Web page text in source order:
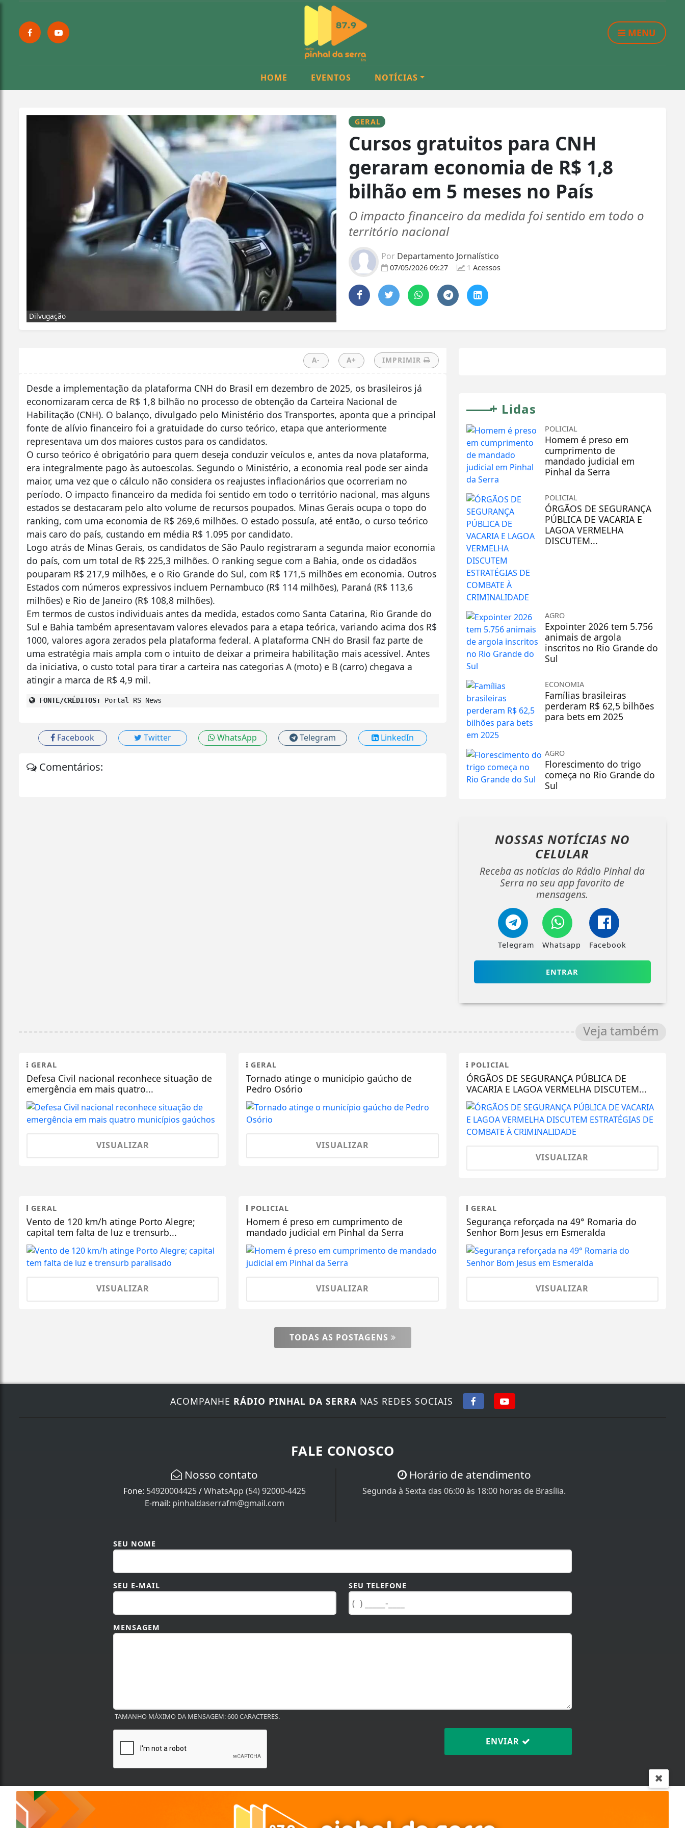
MENU
HOME EVENTOS NOTÍCIAS
Dilvugação
GERAL
Cursos gratuitos para CNH
geraram economia de R$ 1,8
bilhão em 5 meses no País
O impacto financeiro da medida foi sentido em todo o
território nacional
Por Departamento Jornalístico
07/05/2026 09:27 1 Acessos
A- A+ IMPRIMIR
Desde a implementação da plataforma CNH do Brasil em dezembro de 2025, os brasileiros já
economizaram cerca de R$ 1,8 bilhão no processo de obtenção da Carteira Nacional de
Habilitação (CNH). O balanço, divulgado pelo Ministério dos Transportes, aponta que a principal
fonte de alívio financeiro foi a gratuidade do curso teórico, etapa que anteriormente
representava um dos maiores custos para os candidatos.
O curso teórico é obrigatório para quem deseja conduzir veículos e, antes da nova plataforma,
era integralmente pago às autoescolas. Segundo o Ministério, a economia real pode ser ainda
maior, uma vez que o cálculo não considera os reajustes inflacionários que ocorreriam no
período. O impacto financeiro da medida foi sentido em todo o território nacional, mas alguns
estados se destacaram pelo alto volume de recursos poupados. Minas Gerais ocupa o topo do
ranking, com uma economia de R$ 269,6 milhões. O estado possuía, até então, o curso teórico
mais caro do país, custando em média R$ 1.095 por candidato.
Logo atrás de Minas Gerais, os candidatos de São Paulo registraram a segunda maior economia
do país, com um total de R$ 225,3 milhões. O ranking segue com a Bahia, onde os cidadãos
pouparam R$ 217,9 milhões, e o Rio Grande do Sul, com R$ 171,5 milhões em economia. Outros
Estados com números expressivos incluem Pernambuco (R$ 114 milhões), Paraná (R$ 113,6
milhões) e Rio de Janeiro (R$ 108,8 milhões).
Em termos de custos individuais antes da medida, estados como Santa Catarina, Rio Grande do
Sul e Bahia também apresentavam valores elevados para a etapa teórica, variando acima dos R$
1000, valores agora zerados pela plataforma federal. A plataforma CNH do Brasil faz parte de
uma estratégia mais ampla com o intuito de deixar a primeira habilitação mais acessível. Antes
da iniciativa, o custo total para tirar a carteira nas categorias A (moto) e B (carro) chegava a
atingir a marca de R$ 4,9 mil.
FONTE/CRÉDITOS: Portal RS News
Facebook Twitter WhatsApp Telegram LinkedIn
Comentários:
+ Lidas
POLICIAL
Homem é preso em
cumprimento de
mandado judicial em
Pinhal da Serra
POLICIAL
ÓRGÃOS DE SEGURANÇA
PÚBLICA DE VACARIA E
LAGOA VERMELHA
DISCUTEM...
AGRO
Expointer 2026 tem 5.756
animais de argola
inscritos no Rio Grande do
Sul
ECONOMIA
Famílias brasileiras
perderam R$ 62,5 bilhões
para bets em 2025
AGRO
Florescimento do trigo
começa no Rio Grande do
Sul
NOSSAS NOTÍCIAS NO
CELULAR
Receba as notícias do Rádio Pinhal da
Serra no seu app favorito de
mensagens.
Telegram Whatsapp Facebook
ENTRAR
Veja também
GERAL
Defesa Civil nacional reconhece situação de
emergência em mais quatro...
VISUALIZAR
GERAL
Tornado atinge o município gaúcho de
Pedro Osório
VISUALIZAR
POLICIAL
ÓRGÃOS DE SEGURANÇA PÚBLICA DE
VACARIA E LAGOA VERMELHA DISCUTEM...
VISUALIZAR
GERAL
Vento de 120 km/h atinge Porto Alegre;
capital tem falta de luz e trensurb...
VISUALIZAR
POLICIAL
Homem é preso em cumprimento de
mandado judicial em Pinhal da Serra
VISUALIZAR
GERAL
Segurança reforçada na 49° Romaria do
Senhor Bom Jesus em Esmeralda
VISUALIZAR
TODAS AS POSTAGENS
ACOMPANHE RÁDIO PINHAL DA SERRA NAS REDES SOCIAIS
FALE CONOSCO
Nosso contato
Fone: 54920004425/WhatsApp (54) 92000-4425
E-mail: pinhaldaserrafm@gmail.com
Horário de atendimento
Segunda à Sexta das 06:00 às 18:00 horas de Brasília.
SEU NOME
SEU E-MAIL SEU TELEFONE
MENSAGEM
TAMANHO MÁXIMO DA MENSAGEM: 600 CARACTERES.
ENVIAR
TERMOS DE USO E